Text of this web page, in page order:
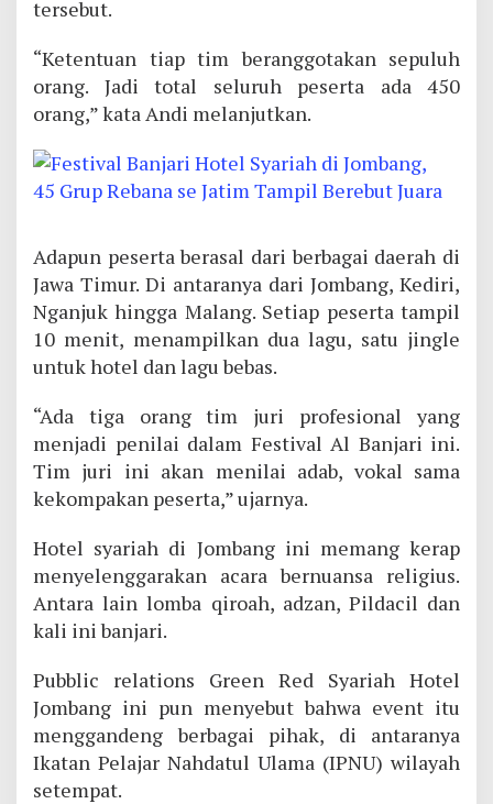
tersebut.
“Ketentuan tiap tim beranggotakan sepuluh
orang. Jadi total seluruh peserta ada 450
orang,” kata Andi melanjutkan.
Adapun peserta berasal dari berbagai daerah di
Jawa Timur. Di antaranya dari Jombang, Kediri,
Nganjuk hingga Malang. Setiap peserta tampil
10 menit, menampilkan dua lagu, satu jingle
untuk hotel dan lagu bebas.
“Ada tiga orang tim juri profesional yang
menjadi penilai dalam Festival Al Banjari ini.
Tim juri ini akan menilai adab, vokal sama
kekompakan peserta,” ujarnya.
Hotel syariah di Jombang ini memang kerap
menyelenggarakan acara bernuansa religius.
Antara lain lomba qiroah, adzan, Pildacil dan
kali ini banjari.
Pubblic relations Green Red Syariah Hotel
Jombang ini pun menyebut bahwa event itu
menggandeng berbagai pihak, di antaranya
Ikatan Pelajar Nahdatul Ulama (IPNU) wilayah
setempat.